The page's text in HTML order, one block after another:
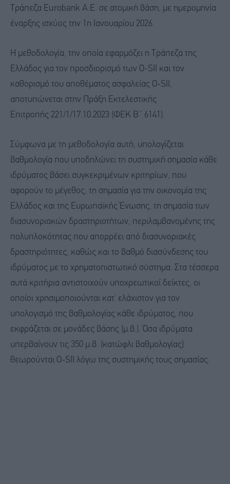
Τράπεζα Eurobank Α.Ε. σε ατομική βάση, με ημερομηνία
έναρξης ισχύος την 1η Ιανουαρίου 2026.
H μεθοδολογία, την οποία εφαρμόζει η Τράπεζα της
Ελλάδος για τον προσδιορισμό των O-SII και τον
καθορισμό του αποθέματος ασφαλείας O-SII,
αποτυπώνεται στην Πράξη Εκτελεστικής
Επιτροπής 221/1/17.10.2023 (ΦΕΚ Β΄ 6141).
Σύμφωνα με τη μεθοδολογία αυτή, υπολογίζεται
βαθμολογία που υποδηλώνει τη συστημική σημασία κάθε
ιδρύματος βάσει συγκεκριμένων κριτηρίων, που
αφορούν το μέγεθος, τη σημασία για την οικονομία της
Ελλάδος και της Ευρωπαϊκής Ένωσης, τη σημασία των
διασυνοριακών δραστηριοτήτων, περιλαμβανομένης της
πολυπλοκότητας που απορρέει από διασυνοριακές
δραστηριότητες, καθώς και το βαθμό διασύνδεσης του
ιδρύματος με το χρηματοπιστωτικό σύστημα. Στα τέσσερα
αυτά κριτήρια αντιστοιχούν υποχρεωτικοί δείκτες, οι
οποίοι χρησιμοποιούνται κατ’ ελάχιστον για τον
υπολογισμό της βαθμολογίας κάθε ιδρύματος, που
εκφράζεται σε μονάδες βάσης (μ.β.). Όσα ιδρύματα
υπερβαίνουν τις 350 μ.β. (κατώφλι βαθμολογίας)
θεωρούνται O-SII λόγω της συστημικής τους σημασίας.